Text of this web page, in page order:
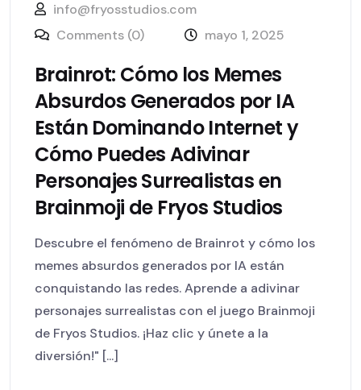
info@fryosstudios.com
Comments (0)
mayo 1, 2025
Brainrot: Cómo los Memes
Absurdos Generados por IA
Están Dominando Internet y
Cómo Puedes Adivinar
Personajes Surrealistas en
Brainmoji de Fryos Studios
Descubre el fenómeno de Brainrot y cómo los
memes absurdos generados por IA están
conquistando las redes. Aprende a adivinar
personajes surrealistas con el juego Brainmoji
de Fryos Studios. ¡Haz clic y únete a la
diversión!" [...]